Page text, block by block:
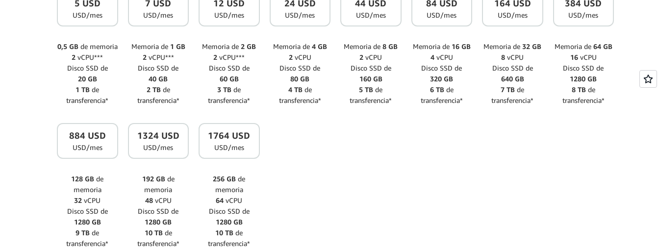
5 USD
USD/mes
0,5 GBde memoria
2vCPU***
Disco SSD de
20 GB
1 TB de
transferencia*
7 USD
USD/mes
Memoria de 1 GB
2 vCPU***
Disco SSD de
40 GB
2 TBde
transferencia*
12 USD
USD/mes
Memoria de2 GB
2vCPU***
Disco SSD de
60 GB
3 TB de
transferencia*
24 USD
USD/mes
Memoria de 4 GB
2 vCPU
Disco SSD de
80 GB
4 TBde
transferencia*
44 USD
USD/mes
Memoria de8 GB
2vCPU
Disco SSD de
160 GB
5 TB de
transferencia*
84 USD
USD/mes
Memoria de 16 GB
4vCPU
Disco SSD de
320 GB
6 TBde
transferencia*
164 USD
USD/mes
Memoria de32 GB
8vCPU
Disco SSD de
640 GB
7 TB de
transferencia*
384 USD
USD/mes
Memoria de 64 GB
16 vCPU
Disco SSD de
1280 GB
8 TBde
transferencia*
884 USD
USD/mes
128 GB de
memoria
32vCPU
Disco SSD de
1280 GB
9 TB de
transferencia*
1324 USD
USD/mes
192 GBde
memoria
48 vCPU
Disco SSD de
1280 GB
10 TBde
transferencia*
1764 USD
USD/mes
256 GB de
memoria
64vCPU
Disco SSD de
1280 GB
10 TB de
transferencia*